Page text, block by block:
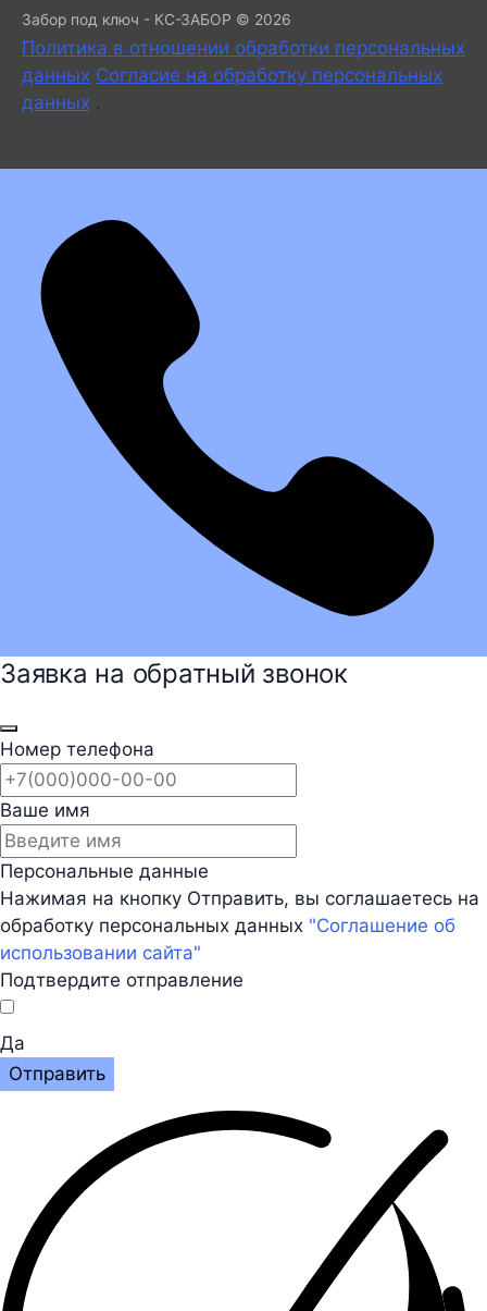
Забор под ключ - КС-ЗАБОР © 2026
Политика в отношении обработки персональных
данных Согласие на обработку персональных
данных .
Заявка на обратный звонок
Номер телефона
Ваше имя
Персональные данные
Нажимая на кнопку Отправить, вы соглашаетесь на
обработку персональных данных "Соглашение об
использовании сайта"
Подтвердите отправление
Да
Отправить